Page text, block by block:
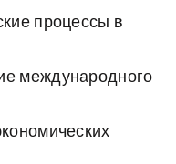
процессы в
международного